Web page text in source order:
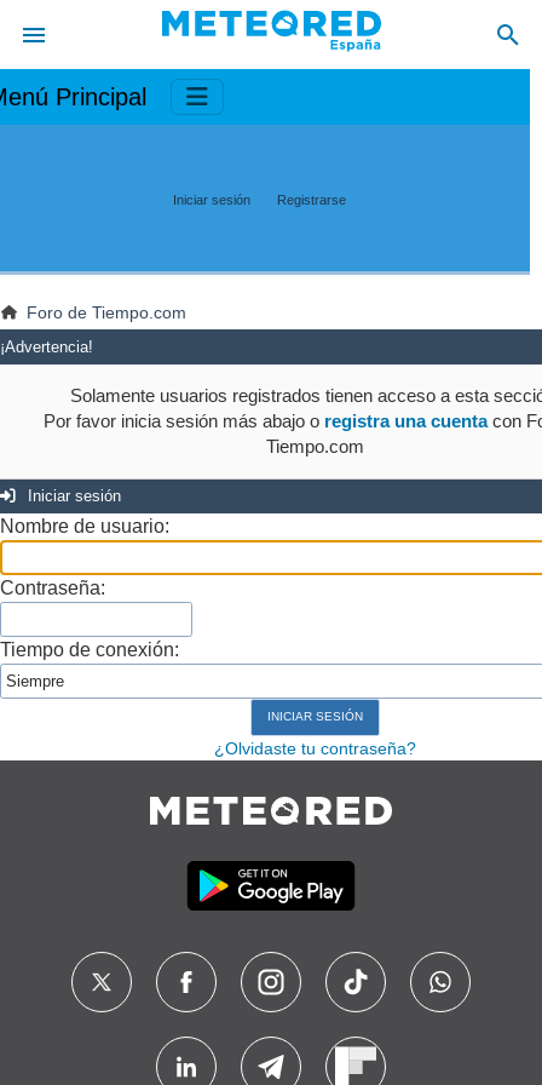
Principal
Iniciar sesión Registrarse
Foro de Tiempo.com
¡Advertencia!
Solamente usuarios registrados tienen acceso a esta
Por favor inicia sesión más abajo o registra una cuentacon
Tiempo.com
Iniciar sesión
Nombre de usuario:
Contraseña:
Tiempo de conexión:
¿Olvidaste tu contraseña?